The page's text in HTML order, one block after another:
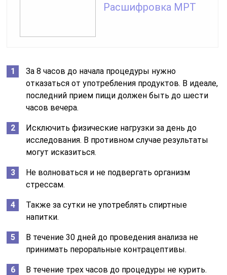
Расшифровка МРТ
За 8 часов до начала процедуры нужно
отказаться от употребления продуктов. В идеале,
последний прием пищи должен быть до шести
часов вечера.
Исключить физические нагрузки за день до
исследования. В противном случае результаты
могут исказиться.
Не волноваться и не подвергать организм
стрессам.
Также за сутки не употреблять спиртные
напитки.
В течение 30 дней до проведения анализа не
принимать пероральные контрацептивы.
В течение трех часов до процедуры не курить.